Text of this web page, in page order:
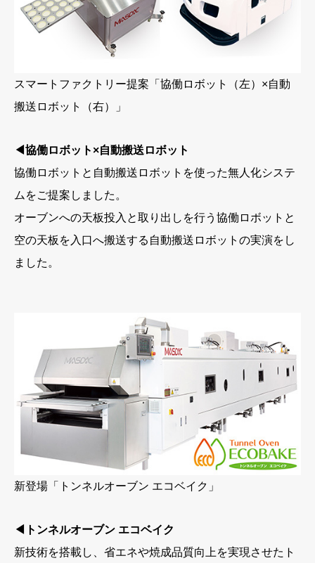
スマートファクトリー提案「協働ロボット（左）×自動
搬送ロボット（右）」
◀協働ロボット×自動搬送ロボット
協働ロボットと自動搬送ロボットを使った無人化システ
ムをご提案しました。
オーブンへの天板投入と取り出しを行う協働ロボットと
空の天板を入口へ搬送する自動搬送ロボットの実演をし
ました。
新登場「トンネルオーブン エコベイク」
◀トンネルオーブン エコベイク
新技術を搭載し、省エネや焼成品質向上を実現させたト